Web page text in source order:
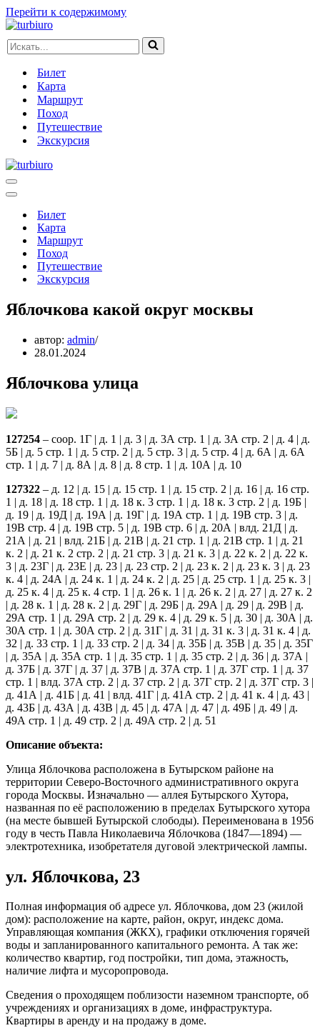
Перейти к содержимому
Искать...
Билет
Карта
Маршрут
Поход
Путешествие
Экскурсия
Меню
навигации
Меню
навигацииБилет
Карта
Маршрут
Поход
Путешествие
Экскурсия
Яблочкова какой округ москвы
автор: admin
28.01.2024
Яблочкова улица
127254 – соор. 1Г | д. 1 | д. 3 | д. 3А стр. 1 | д. 3А стр. 2 | д. 4 | д.
5Б | д. 5 стр. 1 | д. 5 стр. 2 | д. 5 стр. 3 | д. 5 стр. 4 | д. 6А | д. 6А
стр. 1 | д. 7 | д. 8А | д. 8 | д. 8 стр. 1 | д. 10А | д. 10
127322 – д. 12 | д. 15 | д. 15 стр. 1 | д. 15 стр. 2 | д. 16 | д. 16 стр.
1 | д. 18 | д. 18 стр. 1 | д. 18 к. 3 стр. 1 | д. 18 к. 3 стр. 2 | д. 19Б |
д. 19 | д. 19Д | д. 19А | д. 19Г | д. 19А стр. 1 | д. 19В стр. 3 | д.
19В стр. 4 | д. 19В стр. 5 | д. 19В стр. 6 | д. 20А | влд. 21Д | д.
21А | д. 21 | влд. 21Б | д. 21В | д. 21 стр. 1 | д. 21В стр. 1 | д. 21
к. 2 | д. 21 к. 2 стр. 2 | д. 21 стр. 3 | д. 21 к. 3 | д. 22 к. 2 | д. 22 к.
3 | д. 23Г | д. 23Е | д. 23 | д. 23 стр. 2 | д. 23 к. 2 | д. 23 к. 3 | д. 23
к. 4 | д. 24А | д. 24 к. 1 | д. 24 к. 2 | д. 25 | д. 25 стр. 1 | д. 25 к. 3 |
д. 25 к. 4 | д. 25 к. 4 стр. 1 | д. 26 к. 1 | д. 26 к. 2 | д. 27 | д. 27 к. 2
| д. 28 к. 1 | д. 28 к. 2 | д. 29Г | д. 29Б | д. 29А | д. 29 | д. 29В | д.
29А стр. 1 | д. 29А стр. 2 | д. 29 к. 4 | д. 29 к. 5 | д. 30 | д. 30А | д.
30А стр. 1 | д. 30А стр. 2 | д. 31Г | д. 31 | д. 31 к. 3 | д. 31 к. 4 | д.
32 | д. 33 стр. 1 | д. 33 стр. 2 | д. 34 | д. 35Б | д. 35В | д. 35 | д. 35Г
| д. 35А | д. 35А стр. 1 | д. 35 стр. 1 | д. 35 стр. 2 | д. 36 | д. 37А |
д. 37Б | д. 37Г | д. 37 | д. 37В | д. 37А стр. 1 | д. 37Г стр. 1 | д. 37
стр. 1 | влд. 37А стр. 2 | д. 37 стр. 2 | д. 37Г стр. 2 | д. 37Г стр. 3 |
д. 41А | д. 41Б | д. 41 | влд. 41Г | д. 41А стр. 2 | д. 41 к. 4 | д. 43 |
д. 43Б | д. 43А | д. 43В | д. 45 | д. 47А | д. 47 | д. 49Б | д. 49 | д.
49А стр. 1 | д. 49 стр. 2 | д. 49А стр. 2 | д. 51
Описание объекта:
Улица Яблочкова расположена в Бутырском районе на
территории Северо-Восточного административного округа
города Москвы. Изначально — аллея Бутырского Хутора,
названная по её расположению в пределах Бутырского хутора
(на месте бывшей Бутырской слободы). Переименована в 1956
году в честь Павла Николаевича Яблочкова (1847—1894) —
электротехника, изобретателя дуговой электрической лампы.
ул. Яблочкова, 23
Полная информация об адресе ул. Яблочкова, дом 23 (жилой
дом): расположение на карте, район, округ, индекс дома.
Управляющая компания (ЖКХ), графики отключения горячей
воды и запланированного капитального ремонта. А так же:
количество квартир, год постройки, тип дома, этажность,
наличие лифта и мусоропровода.
Сведения о проходящем поблизости наземном транспорте, об
учреждениях и организациях в доме, инфраструктура.
Квартиры в аренду и на продажу в доме.